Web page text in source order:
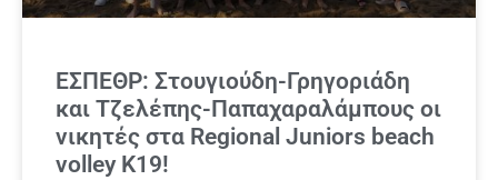
ΕΣΠΕΘΡ: Στουγιούδη-Γρηγοριάδη
και Τζελέπης-Παπαχαραλάμπους οι
νικητές στα Regional Juniors beach
volley Κ19!